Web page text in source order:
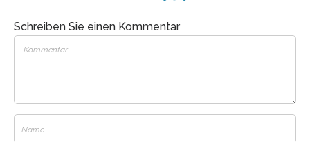
Schreiben Sie einen Kommentar